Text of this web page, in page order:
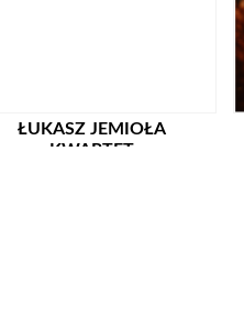
ŁUKASZ JEMIOŁA
KWARTET